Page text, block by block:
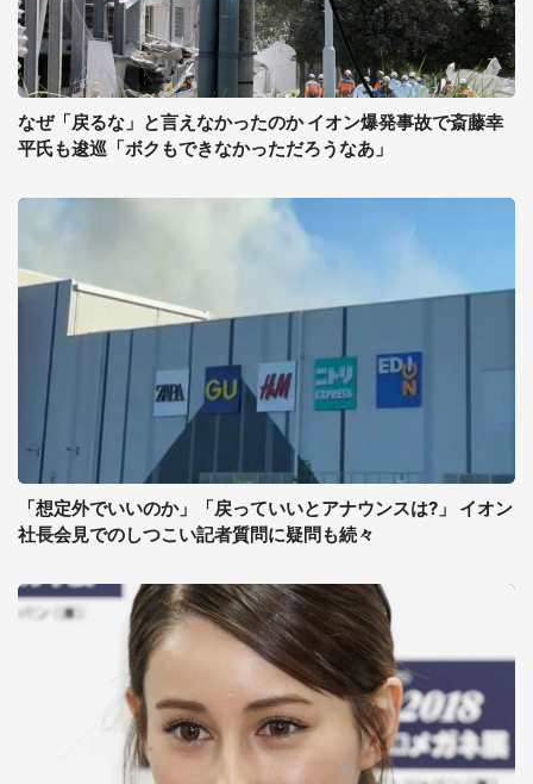
なぜ「戻るな」と言えなかったのか イオン爆発事故で斎藤幸
平氏も逡巡「ボクもできなかっただろうなあ」
「想定外でいいのか」「戻っていいとアナウンスは?」 イオン
社長会見でのしつこい記者質問に疑問も続々